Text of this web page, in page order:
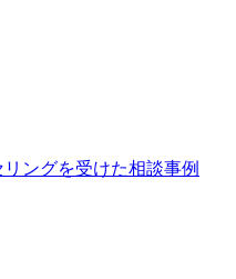
ングを受けた相談事例